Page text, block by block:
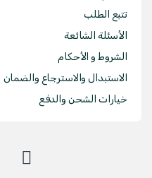
تتبع الطلب
الأسئلة الشائعة
الشروط و الأحكام
الاستبدال والاسترجاع والضمان
خيارات الشحن والدفع